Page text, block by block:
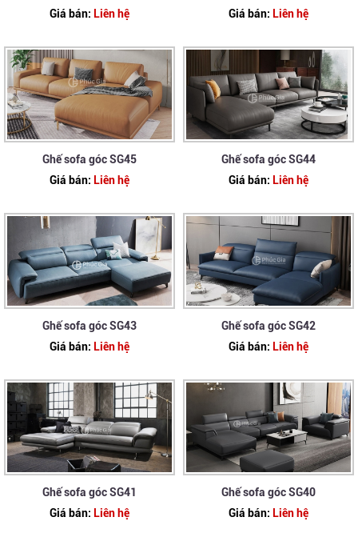
Giá bán: Liên hệ
Giá bán: Liên hệ
Ghế sofa góc SG45
Giá bán: Liên hệ
Ghế sofa góc SG44
Giá bán: Liên hệ
Ghế sofa góc SG43
Giá bán: Liên hệ
Ghế sofa góc SG42
Giá bán: Liên hệ
Ghế sofa góc SG41
Giá bán: Liên hệ
Ghế sofa góc SG40
Giá bán: Liên hệ